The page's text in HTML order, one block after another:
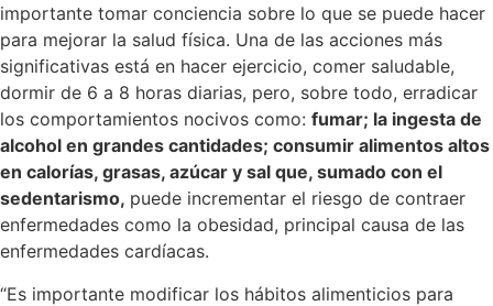
importante tomar conciencia sobre lo que se puede hacer
para mejorar la salud física. Una de las acciones más
significativas está en hacer ejercicio, comer saludable,
dormir de 6 a 8 horas diarias, pero, sobre todo, erradicar
los comportamientos nocivos como: fumar; la ingesta de
alcohol en grandes cantidades; consumir alimentos altos
en calorías, grasas, azúcar y sal que, sumado con el
sedentarismo, puede incrementar el riesgo de contraer
enfermedades como la obesidad, principal causa de las
enfermedades cardíacas.
“Es importante modificar los hábitos alimenticios para